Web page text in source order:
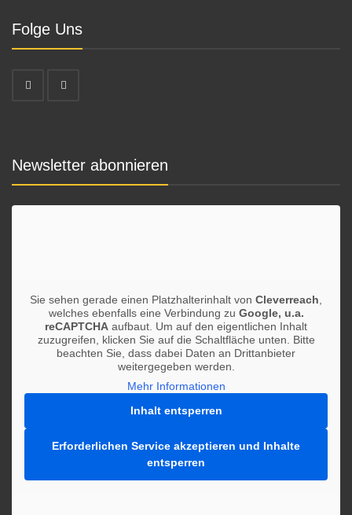
Folge Uns
Newsletter abonnieren
Sie sehen gerade einen Platzhalterinhalt von Cleverreach
welches ebenfalls eine Verbindung zu Google, u.a.
reCAPTCHA aufbaut. Um auf den eigentlichen Inhalt
zuzugreifen, klicken Sie auf die Schaltfläche unten. Bitte
beachten Sie, dass dabei Daten an Drittanbieter
weitergegeben werden.
Mehr Informationen
Inhalt entsperren
Erforderlichen Service akzeptieren und Inhalte
entsperren